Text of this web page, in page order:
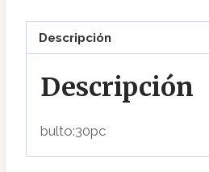
Descripción
Descripción
bulto:30pc